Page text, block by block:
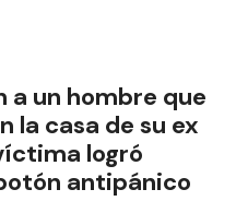
a un hombre que
la casa de su ex
logró
antipánico